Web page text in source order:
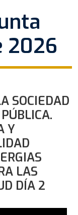
2026
SOCIEDAD
Y
LAS
DÍA 2